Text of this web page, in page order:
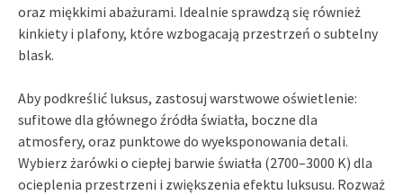
oraz miękkimi abażurami. Idealnie sprawdzą się również
kinkiety i plafony, które wzbogacają przestrzeń o subtelny
blask.
Aby podkreślić luksus, zastosuj warstwowe oświetlenie:
sufitowe dla głównego źródła światła, boczne dla
atmosfery, oraz punktowe do wyeksponowania detali.
Wybierz żarówki o ciepłej barwie światła (2700–3000 K) dla
ocieplenia przestrzeni i zwiększenia efektu luksusu. Rozważ